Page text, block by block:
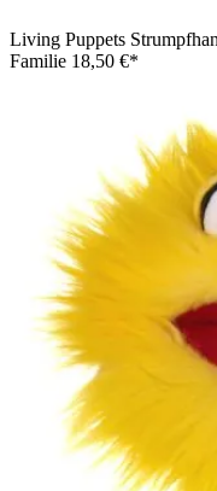
Living Puppets
Familie 18,50 €*